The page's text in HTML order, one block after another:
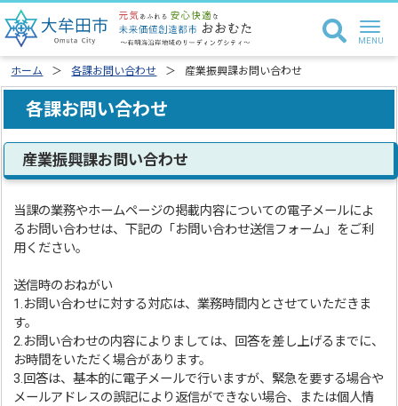
ホーム 各課お問い合わせ 産業振興課お問い合わせ
各課お問い合わせ
産業振興課お問い合わせ
当課の業務やホームページの掲載内容についての電子メールによ
るお問い合わせは、下記の「お問い合わせ送信フォーム」をご利
用ください。
送信時のおねがい
1.お問い合わせに対する対応は、業務時間内とさせていただきま
す。
2.お問い合わせの内容によりましては、回答を差し上げるまでに、
お時間をいただく場合があります。
3.回答は、基本的に電子メールで行いますが、緊急を要する場合や
メールアドレスの誤記により返信ができない場合、または個人情